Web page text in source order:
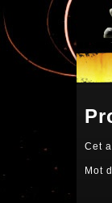
Cet
Mot